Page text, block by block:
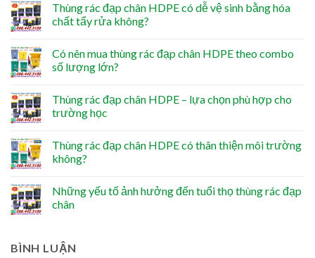
Thùng rác đạp chân HDPE có dễ vệ sinh bằng hóa
chất tẩy rửa không?
Có nên mua thùng rác đạp chân HDPE theo combo
số lượng lớn?
Thùng rác đạp chân HDPE – lựa chọn phù hợp cho
trường học
Thùng rác đạp chân HDPE có thân thiện môi trường
không?
Những yếu tố ảnh hưởng đến tuổi thọ thùng rác đạp
chân
BÌNH LUẬN